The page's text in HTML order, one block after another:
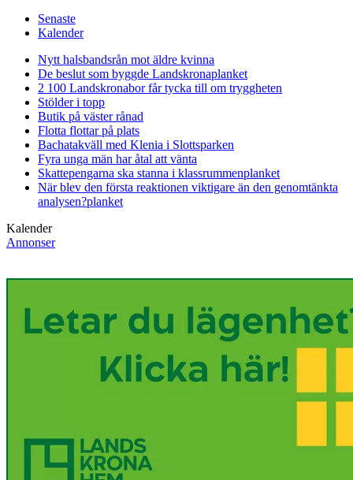
Senaste
Kalender
Nytt halsbandsrån mot äldre kvinna
De beslut som byggde Landskronaplanket
2 100 Landskronabor får tycka till om tryggheten
Stölder i topp
Butik på väster rånad
Flotta flottar på plats
Bachatakväll med Klenia i Slottsparken
Fyra unga män har åtal att vänta
Skattepengarna ska stanna i klassrummenplanket
När blev den första reaktionen viktigare än den genomtänkta
analysen?planket
Kalender
Annonser